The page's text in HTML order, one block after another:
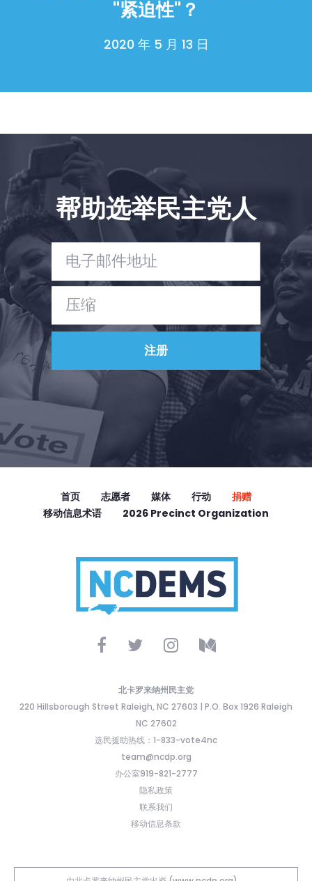
新闻
您的派对
行动
捐赠
"紧迫性"？
2020 年 5 月 13 日
帮助选举民主党人
首页 志愿者 媒体 行动
捐赠
移动信息术语
2026 Precinct Organization
北卡罗来纳州民主党
220 Hillsborough Street Raleigh, NC 27603 | P.O. Box 1926 Raleigh
NC 27602
选民援助热线：1-833-vote4nc
team@ncdp.org
办公室919-821-2777
隐私政策
联系我们
移动信息条款